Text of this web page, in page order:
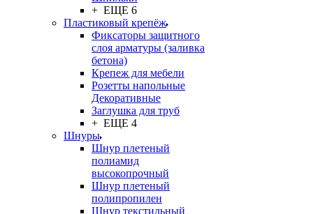
+ ЕЩЕ 6
Пластиковый крепёж
Фиксаторы защитного
слоя арматуры (заливка
бетона)
Крепеж для мебели
Розетты напольные
Декоративные
Заглушка для труб
+ ЕЩЕ 4
Шнуры
Шнур плетеный
полиамид
высокопрочный
Шнур плетеный
полипропилен
Шнур текстильный